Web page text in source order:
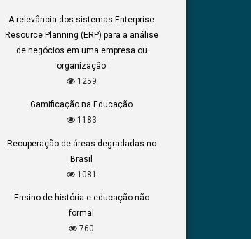
A relevância dos sistemas Enterprise
Resource Planning (ERP) para a análise
de negócios em uma empresa ou
organização
1259
Gamificação na Educação
1183
Recuperação de áreas degradadas no
Brasil
1081
Ensino de história e educação não
formal
760